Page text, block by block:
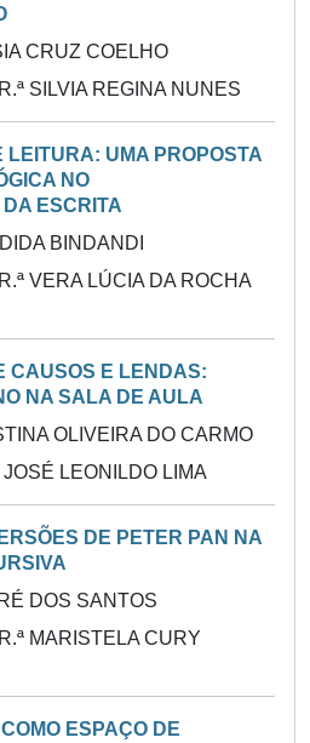
CRUZ COELHO
SILVIA REGINA NUNES
LEITURA: UMA PROPOSTA
NO
ESCRITA
BINDANDI
VERA LÚCIA DA ROCHA
CAUSOS E LENDAS:
NA SALA DE AULA
OLIVEIRA DO CARMO
LEONILDO LIMA
DE PETER PAN NA
DOS SANTOS
MARISTELA CURY
ESPAÇO DE